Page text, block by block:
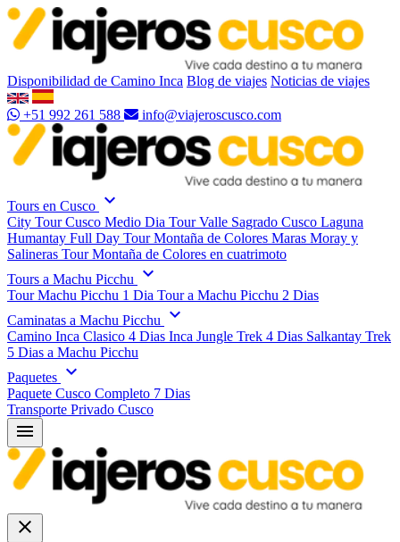
Disponibilidad de Camino Inca Blog de viajes Noticias de viajes
+51 992 261 588 info@viajeroscusco.com
Tours en Cusco expand_more
City Tour Cusco Medio Dia Tour Valle Sagrado Cusco Laguna
Humantay Full Day Tour Montaña de Colores Maras Moray y
Salineras Tour Montaña de Colores en cuatrimoto
Tours a Machu Picchu
expand_more
Tour Machu Picchu 1 Dia Tour a Machu Picchu 2 Dias
Caminatas a Machu Picchu
expand_more
Camino Inca Clasico 4 Dias Inca Jungle Trek 4 Dias Salkantay Trek
5 Dias a Machu Picchu
Paquetes expand_more
Paquete Cusco Completo 7 Dias
Transporte Privado Cusco
menu
close